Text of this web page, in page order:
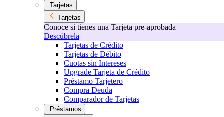
Tarjetas
Tarjetas
Conoce si tienes una Tarjeta pre-aprobada
Descúbrela
Tarjetas de Crédito
Tarjetas de Débito
Cuotas sin Intereses
Upgrade Tarjeta de Crédito
Préstamo Tarjetero
Compra Deuda
Comparador de Tarjetas
Préstamos